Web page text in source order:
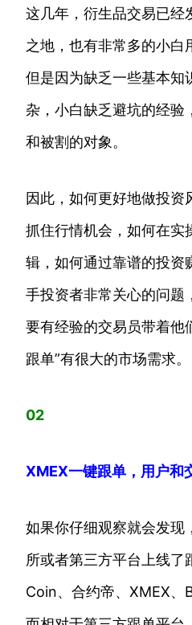
这几年，衍生品交易已经
之地，也有非常多的小白
但是因为缺乏一些基本知
杂，小白缺乏避坑的经验
和被割的对象。
因此，如何更好地做投
抓住行情机会，如何在实
辑，如何通过靠谱的投
手投资者非常关心的问题
要有经验的交易员带着他
跟单”有很大的市场需求。
02
XMEX一键跟单，用户和
如果你仔细观察就会发现
所或者第三方平台上线了
Coin、合约帝、XMEX、